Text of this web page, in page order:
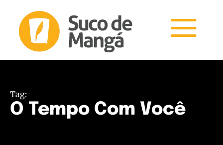
Tag:
O Tempo Com Você